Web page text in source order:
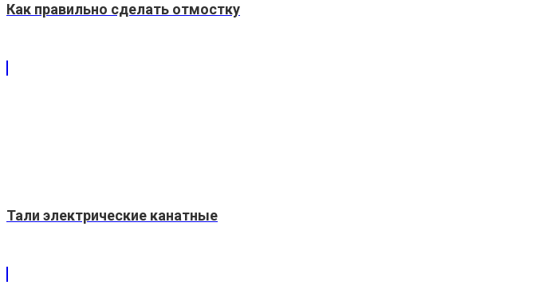
Как правильно сделать отмостку
Тали электрические канатные